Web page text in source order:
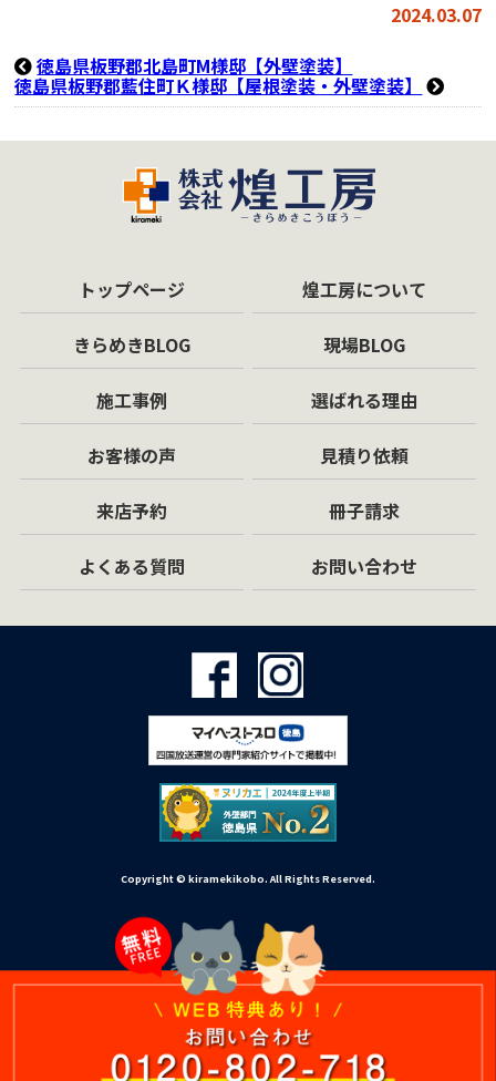
2024.03.07
徳島県板野郡北島町M様邸【外壁塗装】
徳島県板野郡藍住町Ｋ様邸【屋根塗装・外壁塗装】
トップページ 煌工房について
きらめきBLOG 現場BLOG
施工事例 選ばれる理由
お客様の声 見積り依頼
来店予約 冊子請求
よくある質問 お問い合わせ
Copyright © kiramekikobo. All Rights Reserved.